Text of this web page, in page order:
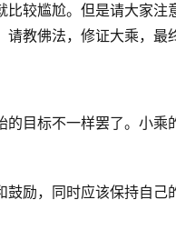
较尴尬。但是请大家注
教佛法，修证大乘，最
目标不一样罢了。小乘
励，同时应该保持自己